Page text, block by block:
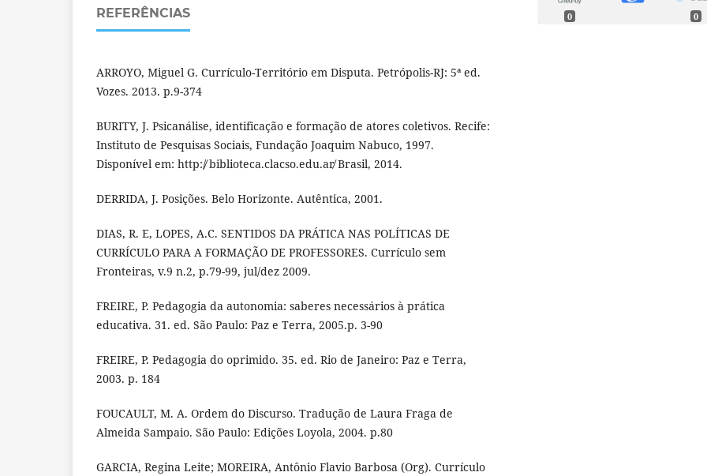
REFERÊNCIAS
ARROYO, Miguel G. Currículo-Território em Disputa. Petrópolis-RJ: 5ª ed.
Vozes. 2013. p.9-374
BURITY, J. Psicanálise, identificação e formação de atores coletivos. Recife:
Instituto de Pesquisas Sociais, Fundação Joaquim Nabuco, 1997.
Disponível em: http:/̸ biblioteca.clacso.edu.ar̸ Brasil, 2014.
DERRIDA, J. Posições. Belo Horizonte. Autêntica, 2001.
DIAS, R. E, LOPES, A.C. SENTIDOS DA PRÁTICA NAS POLÍTICAS DE
CURRÍCULO PARA A FORMAÇÃO DE PROFESSORES. Currículo sem
Fronteiras, v.9 n.2, p.79-99, jul/dez 2009.
FREIRE, P. Pedagogia da autonomia: saberes necessários à prática
educativa. 31. ed. São Paulo: Paz e Terra, 2005.p. 3-90
FREIRE, P. Pedagogia do oprimido. 35. ed. Rio de Janeiro: Paz e Terra,
2003. p. 184
FOUCAULT, M. A. Ordem do Discurso. Tradução de Laura Fraga de
Almeida Sampaio. São Paulo: Edições Loyola, 2004. p.80
GARCIA, Regina Leite; MOREIRA, Antônio Flavio Barbosa (Org). Currículo
0 0